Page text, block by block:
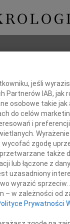
Koledze
Reszce
jeśli
Partnerów IAB, jak
osobowe takie
do celów
i
zgodę
także
lub łączone z
uzasadniony
wyrazić
w zależności od
Prywatności